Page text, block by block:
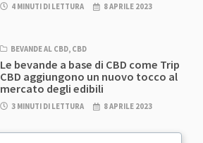
4 MINUTI DI LETTURA 8 APRILE 2023
BEVANDE AL CBD, CBD
Le bevande a base di CBD come Trip
CBD aggiungono un nuovo tocco al
mercato degli edibili
3 MINUTI DI LETTURA 8 APRILE 2023